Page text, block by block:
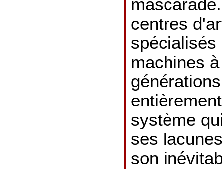
centres
spécialisés
machines
système
ses
son